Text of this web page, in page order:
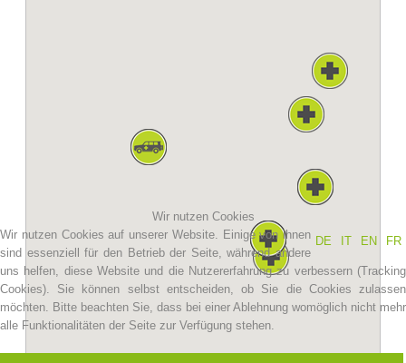
Vereinsgeschichte
Wir nutzen Cookies
DE
IT EN FR
Wir nutzen Cookies auf unserer Website. Einige von ihnen
sind essenziell für den Betrieb der Seite, während andere
uns helfen, diese Website und die Nutzererfahrung zu verbessern (Tracking
Cookies). Sie können selbst entscheiden, ob Sie die Cookies zulassen
möchten. Bitte beachten Sie, dass bei einer Ablehnung womöglich nicht mehr
alle Funktionalitäten der Seite zur Verfügung stehen.